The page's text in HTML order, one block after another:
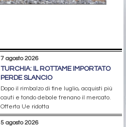
7 agosto 2026
TURCHIA: IL ROTTAME IMPORTATO
PERDE SLANCIO
Dopo il rimbalzo di fine luglio, acquisti più
cauti e tondo debole frenano il mercato.
Offerta Ue ridotta
5 agosto 2026